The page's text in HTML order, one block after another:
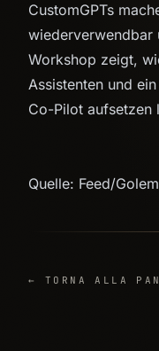
CustomGPTs
wiederverwendbar
Workshop zeigt,
Assistenten und
Co-Pilot aufsetzen
Quelle: Feed/
← TORNA ALLA